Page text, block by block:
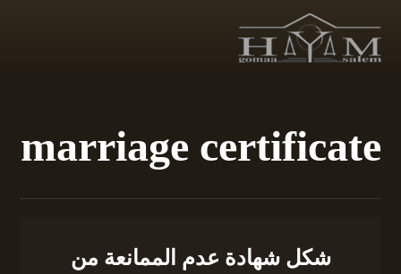
marriage certificate
شكل شهادة عدم الممانعة من